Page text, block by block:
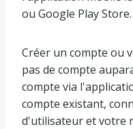
ou Google Play Store.
Créer un compte ou
pas de compte
compte via
compte existant,
d'utilisateur et votre